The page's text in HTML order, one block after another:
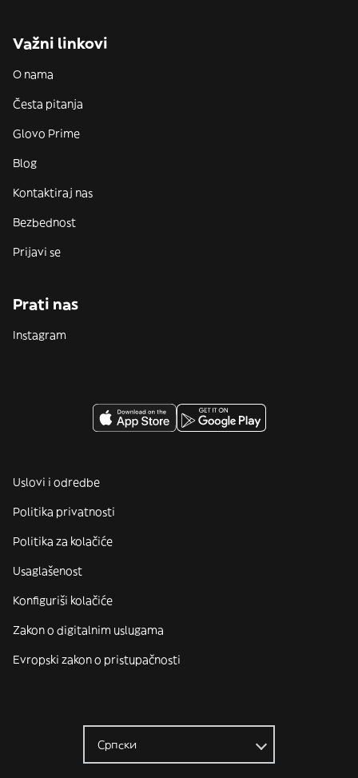
Važni linkovi
O nama
Česta pitanja
Glovo Prime
Blog
Kontaktiraj nas
Bezbednost
Prijavi se
Prati nas
Instagram
Uslovi i odredbe
Politika privatnosti
Politika za kolačiće
Usaglašenost
Konfiguriši kolačiće
Zakon o digitalnim uslugama
Evropski zakon o pristupačnosti